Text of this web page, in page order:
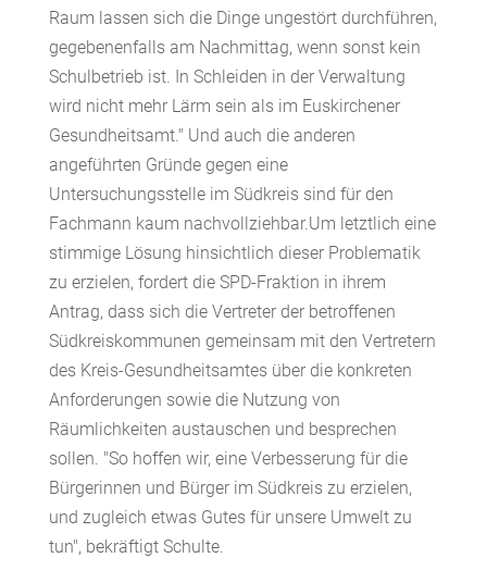
Raum lassen sich die Dinge ungestört durchführen,
gegebenenfalls am Nachmittag, wenn sonst kein
Schulbetrieb ist. In Schleiden in der Verwaltung
wird nicht mehr Lärm sein als im Euskirchener
Gesundheitsamt." Und auch die anderen
angeführten Gründe gegen eine
Untersuchungsstelle im Südkreis sind für den
Fachmann kaum nachvollziehbar.Um letztlich eine
stimmige Lösung hinsichtlich dieser Problematik
zu erzielen, fordert die SPD-Fraktion in ihrem
Antrag, dass sich die Vertreter der betroffenen
Südkreiskommunen gemeinsam mit den Vertretern
des Kreis-Gesundheitsamtes über die konkreten
Anforderungen sowie die Nutzung von
Räumlichkeiten austauschen und besprechen
sollen. "So hoffen wir, eine Verbesserung für die
Bürgerinnen und Bürger im Südkreis zu erzielen,
und zugleich etwas Gutes für unsere Umwelt zu
tun", bekräftigt Schulte.